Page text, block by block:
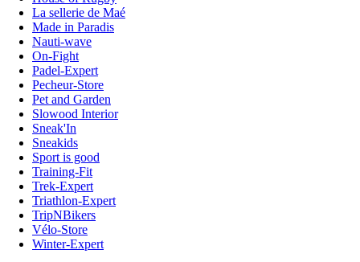
La sellerie de Maé
Made in Paradis
Nauti-wave
On-Fight
Padel-Expert
Pecheur-Store
Pet and Garden
Slowood Interior
Sneak'In
Sneakids
Sport is good
Training-Fit
Trek-Expert
Triathlon-Expert
TripNBikers
Vélo-Store
Winter-Expert